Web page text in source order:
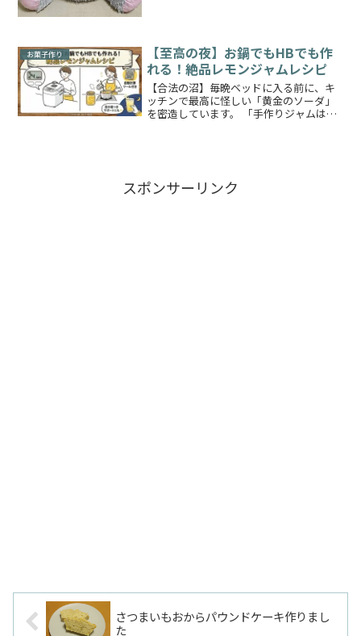
お菓子作り
【至高の夜】お鍋でもHBでも作
れる！絶品レモンジャムレシピ
【合法の沼】毎晩ベッドに入る前に、キ
ッチンで最高に怪しい「黄金のソーダ」
を密造しています。 「手作りジャムはお
スポンサーリンク
さつまいもおからパウンドケーキ作りまし
た